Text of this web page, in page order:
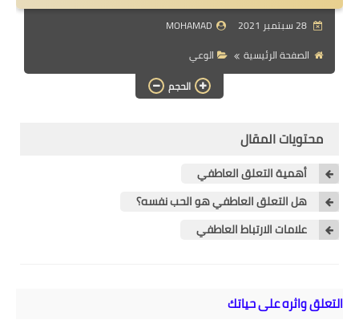
التواصل الروحي
مقالات
28 سبتمبر 2021
MOHAMAD
الصفحة الرئيسية
الوعي
الحجم
محتويات المقال
أهمية التعلق العاطفي
هل التعلق العاطفي هو الحب نفسه؟
علامات الارتباط العاطفي
التعلق واثره على حياتك